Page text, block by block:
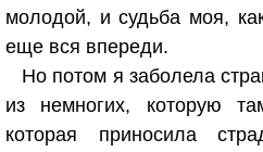
молодой, и судьба моя,
еще вся впереди.
Но потом я заболела
из немногих, которую
которая приносила